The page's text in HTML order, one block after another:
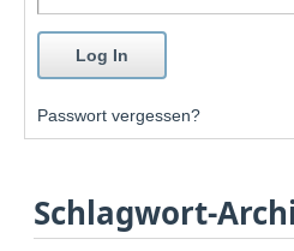
Passwort vergessen?
Schlagwort-